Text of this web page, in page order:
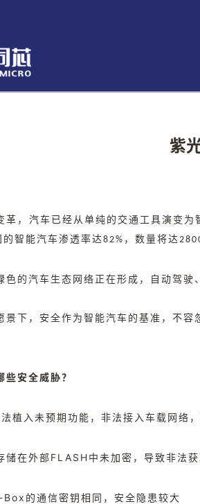
紫
革，汽车已经从单纯的交通工具演变
的智能汽车渗透率达82%，数量将达
色的汽车生态网络正在形成，自动驾驶
景下，安全作为智能汽车的基准，不容
安全威胁？
植入未预期功能，非法接入车载网络
储在外部FLASH中未加密，导致非法
的通信密钥相同，安全隐患较大